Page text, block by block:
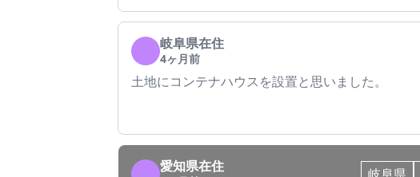
岐阜県在住
4ヶ月前
土地にコンテナハウスを設置と思いました。
愛知県在住